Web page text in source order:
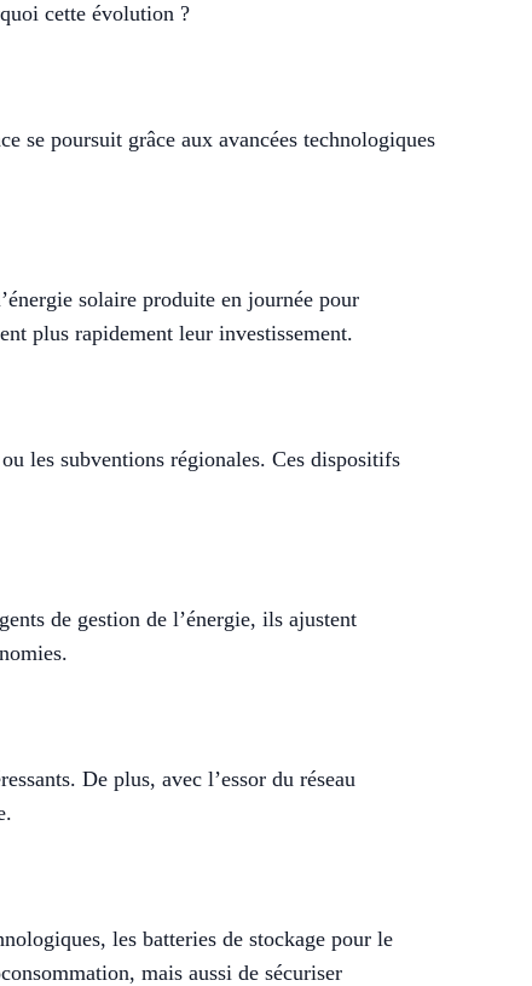
cette évolution ?
se poursuit grâce aux avancées technologiques
solaire produite en journée pour
plus rapidement leur investissement.
les subventions régionales. Ces dispositifs
de gestion de l’énergie, ils ajustent
De plus, avec l’essor du réseau
les batteries de stockage pour le
mais aussi de sécuriser